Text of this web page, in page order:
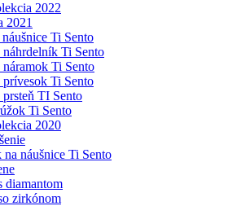
2022
2021
Ti Sento
Ti Sento
Ti Sento
Ti Sento
TI Sento
Ti Sento
2020
na náušnice Ti Sento
diamantom
zirkónom